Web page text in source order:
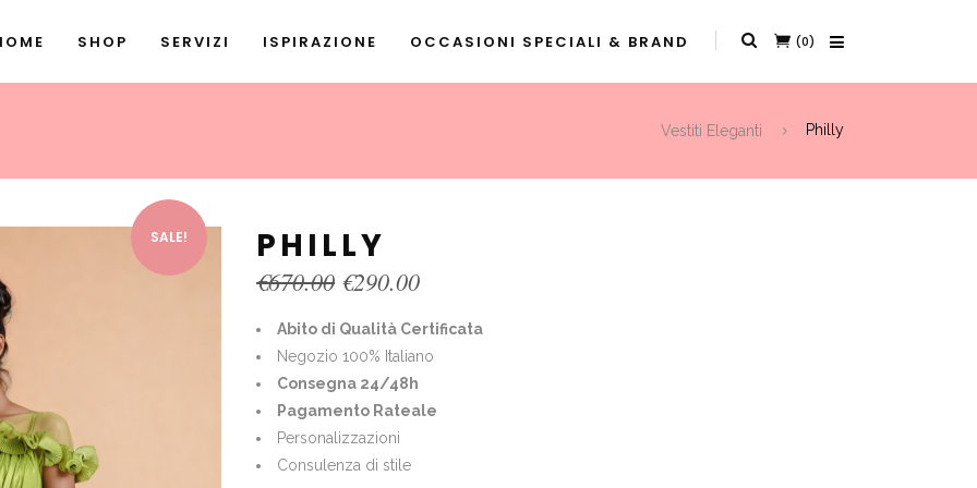
SHOP SERVIZI ISPIRAZIONE OCCASIONI SPECIALI & BRAND (0)
Vestiti Eleganti Philly
SALE! PHILLY
€670.00 Original
was:
€670.00.
€290.00Current
is:
€290.00.
Abito di Qualità Certificata
Negozio 100% Italiano
Consegna 24/48h
Pagamento Rateale
Personalizzazioni
Consulenza di stile